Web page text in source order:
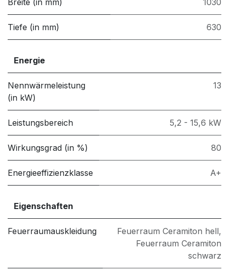
Breite (in mm) 1030
Tiefe (in mm) 630
Energie
Nennwärmeleistung
(in kW)
13
Leistungsbereich 5,2 - 15,6 kW
Wirkungsgrad (in %) 80
Energieeffizienzklasse A+
Eigenschaften
Feuerraumauskleidung Feuerraum Ceramiton hell,
Feuerraum Ceramiton
schwarz